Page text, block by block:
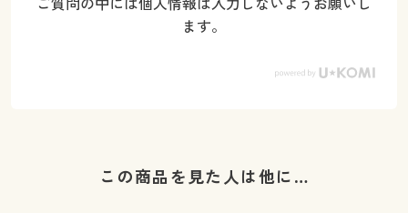
ご質問の中には個人情報は入力しないようお願いし
ます。
この商品を見た人は他に…